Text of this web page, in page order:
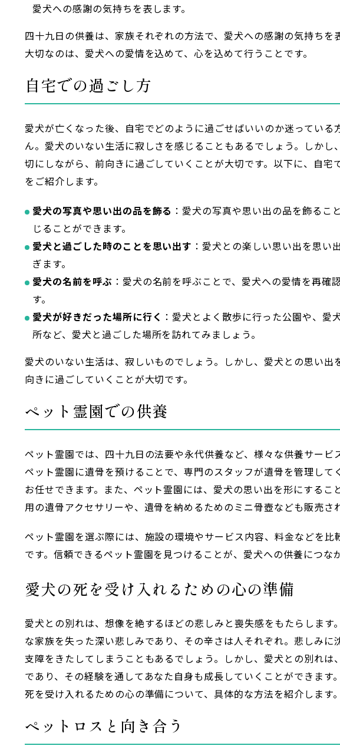
愛犬への感謝の気持ちを表します。
四十九日の供養は、家族それぞれの方法で、愛犬への感謝の気持ちを
大切なのは、愛犬への愛情を込めて、心を込めて行うことです。
自宅での過ごし方
愛犬が亡くなった後、自宅でどのように過ごせばいいのか迷っている
ん。愛犬のいない生活に寂しさを感じることもあるでしょう。しかし
切にしながら、前向きに過ごしていくことが大切です。以下に、自宅
をご紹介します。
愛犬の写真や思い出の品を飾る ：愛犬の写真や思い出の品を飾るこ
じることができます。
愛犬と過ごした時のことを思い出す ：愛犬との楽しい思い出を思い
ぎます。
愛犬の名前を呼ぶ ：愛犬の名前を呼ぶことで、愛犬への愛情を再確
す。
愛犬が好きだった場所に行く ：愛犬とよく散歩に行った公園や、愛
所など、愛犬と過ごした場所を訪れてみましょう。
愛犬のいない生活は、寂しいものでしょう。しかし、愛犬との思い出
向きに過ごしていくことが大切です。
ペット霊園での供養
ペット霊園では、四十九日の法要や永代供養など、様々な供養サービ
ペット霊園に遺骨を預けることで、専門のスタッフが遺骨を管理して
お任せできます。また、ペット霊園には、愛犬の思い出を形にするこ
用の遺骨アクセサリーや、遺骨を納めるためのミニ骨壺なども販売さ
ペット霊園を選ぶ際には、施設の環境やサービス内容、料金などを比
です。信頼できるペット霊園を見つけることが、愛犬への供養につな
愛犬の死を受け入れるための心の準備
愛犬との別れは、想像を絶するほどの悲しみと喪失感をもたらします
な家族を失った深い悲しみであり、その辛さは人それぞれ。悲しみに
支障をきたしてしまうこともあるでしょう。しかし、愛犬との別れは
であり、その経験を通してあなた自身も成長していくことができます
死を受け入れるための心の準備について、具体的な方法を紹介します。
ペットロスと向き合う